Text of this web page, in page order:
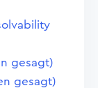
gesagt)
gesagt)